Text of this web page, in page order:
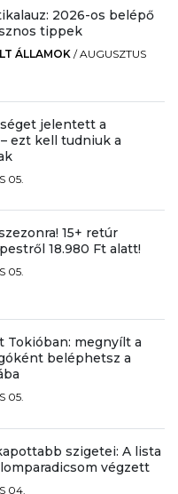
2026-os belépő
tippek
ÁLLAMOK /AUGUSZTUS
jelentett a
ezt kell tudniuk a
05.
15+ retúr
18.980 Ft alatt!
05.
Tokióban: megnyílt a
beléphetsz a
05.
szigetei: A lista
végzett
04.